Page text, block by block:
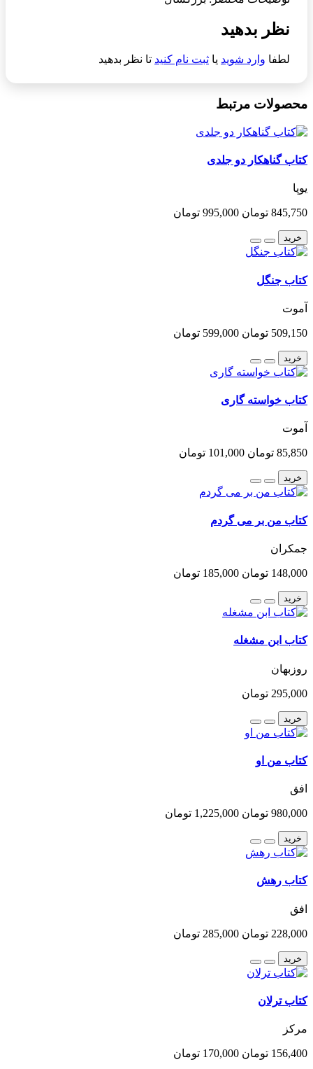
نظر بدهید
لطفا وارد شوید یا ثبت نام کنید تا نظر بدهید
محصولات مرتبط
کتاب گناهکار دو جلدی
یوپا
845,750 تومان 995,000 تومان
خرید
کتاب جنگل
آموت
509,150 تومان 599,000 تومان
خرید
کتاب خواسته گاری
آموت
85,850 تومان 101,000 تومان
خرید
کتاب من بر می گردم
جمکران
148,000 تومان 185,000 تومان
خرید
کتاب ابن مشغله
روزبهان
295,000 تومان
خرید
کتاب من او
افق
980,000 تومان 1,225,000 تومان
خرید
کتاب رهش
افق
228,000 تومان 285,000 تومان
خرید
کتاب ترلان
مرکز
156,400 تومان 170,000 تومان